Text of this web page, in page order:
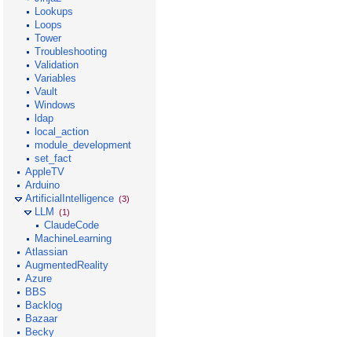
Lookups
Loops
Tower
Troubleshooting
Validation
Variables
Vault
Windows
ldap
local_action
module_development
set_fact
AppleTV
Arduino
ArtificialIntelligence (3)
LLM (1)
ClaudeCode
MachineLearning
Atlassian
AugmentedReality
Azure
BBS
Backlog
Bazaar
Becky